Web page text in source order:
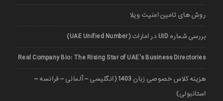
روش های تامین امنیت ویلا
بررسی شماره UID در امارات (UAE Unified Number)
Real Company Bio: The Rising Star of UAE’s Business Directories
هزینه کلاس خصوصی زبان 1403 (انگلیسی – آلمانی – فرانسه –
استانبولی)